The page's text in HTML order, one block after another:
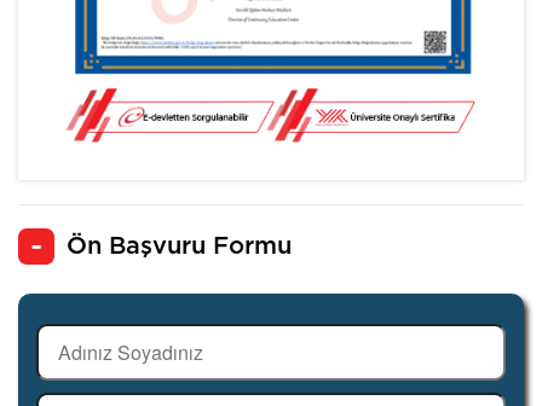
Ön Başvuru Formu